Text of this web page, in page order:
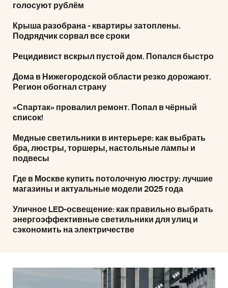
голосуют рублём
Крыша разобрана - квартиры затоплены.
Подрядчик сорвал все сроки
Рецидивист вскрыл пустой дом. Попался быстро
Дома в Нижегородской области резко дорожают.
Регион обогнал страну
«Спартак» провалил ремонт. Попал в чёрный
список!
Медные светильники в интерьере: как выбрать
бра, люстры, торшеры, настольные лампы и
подвесы
Где в Москве купить потолочную люстру: лучшие
магазины и актуальные модели 2025 года
Уличное LED-освещение: как правильно выбрать
энергоэффективные светильники для улиц и
сэкономить на электричестве